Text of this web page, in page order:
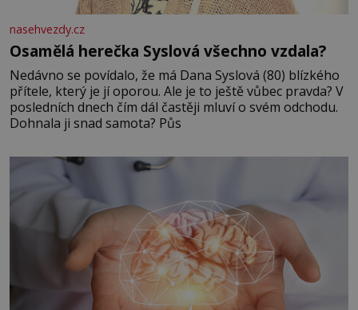
nasehvezdy.cz
Osamělá herečka Syslová všechno vzdala?
Nedávno se povídalo, že má Dana Syslová (80) blízkého
přítele, který je jí oporou. Ale je to ještě vůbec pravda? V
posledních dnech čím dál častěji mluví o svém odchodu.
Dohnala ji snad samota? Půs